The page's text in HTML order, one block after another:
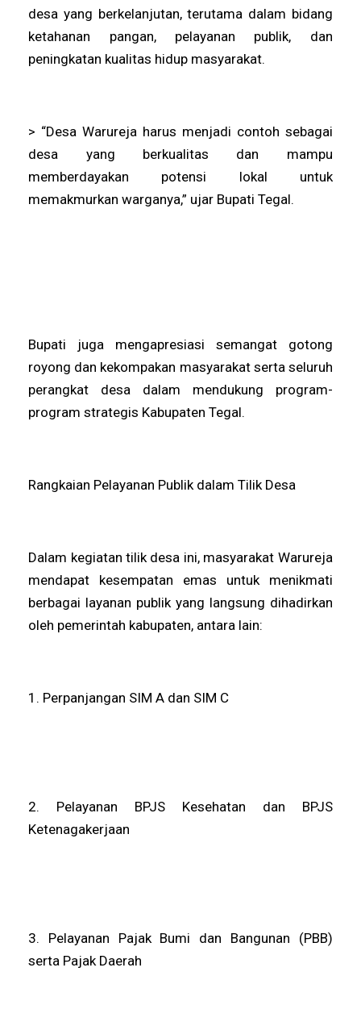
desa yang berkelanjutan, terutama dalam bidang
ketahanan pangan, pelayanan publik, dan
peningkatan kualitas hidup masyarakat.
> “Desa Warureja harus menjadi contoh sebagai
desa yang berkualitas dan mampu
memberdayakan potensi lokal untuk
memakmurkan warganya,” ujar Bupati Tegal.
Bupati juga mengapresiasi semangat gotong
royong dan kekompakan masyarakat serta seluruh
perangkat desa dalam mendukung program-
program strategis Kabupaten Tegal.
Rangkaian Pelayanan Publik dalam Tilik Desa
Dalam kegiatan tilik desa ini, masyarakat Warureja
mendapat kesempatan emas untuk menikmati
berbagai layanan publik yang langsung dihadirkan
oleh pemerintah kabupaten, antara lain:
1. Perpanjangan SIM A dan SIM C
2. Pelayanan BPJS Kesehatan dan BPJS
Ketenagakerjaan
3. Pelayanan Pajak Bumi dan Bangunan (PBB)
serta Pajak Daerah